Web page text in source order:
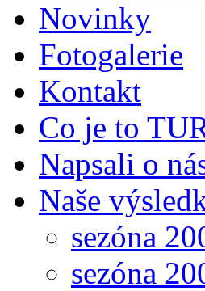
Novinky
Fotogalerie
Kontakt
Co je to
Napsali o
Naše
sezóna
sezóna